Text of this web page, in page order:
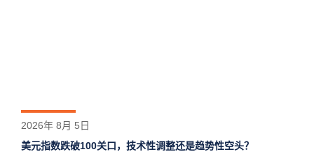
2026年 8月 5日
美元指数跌破100关口，技术性调整还是趋势性空头？